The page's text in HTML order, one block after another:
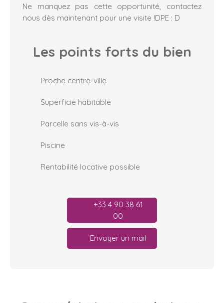
Ne manquez pas cette opportunité, contactez
nous dès maintenant pour une visite !DPE : D
Les points forts du bien
Proche centre-ville
Superficie habitable
Parcelle sans vis-à-vis
Piscine
Rentabilité locative possible
+33 4 90 38 61
00
Envoyer un mail